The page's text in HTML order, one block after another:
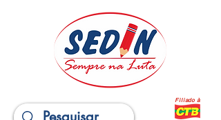
Filiado à